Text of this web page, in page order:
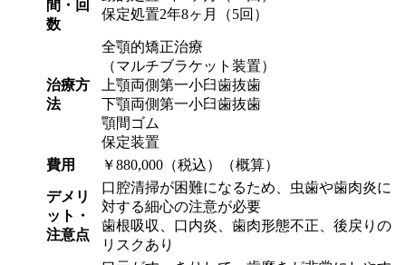
間・回
数
保定処置2年8ヶ月（5回）
治療方
法
全顎的矯正治療
（マルチブラケット装置）
上顎両側第一小臼歯抜歯
下顎両側第一小臼歯抜歯
顎間ゴム
保定装置
費用
￥880,000（税込）（概算）
デメリ
ット・
注意点
口腔清掃が困難になるため、虫歯や歯肉炎に
対する細心の注意が必要
歯根吸収、口内炎、歯肉形態不正、後戻りの
リスクあり